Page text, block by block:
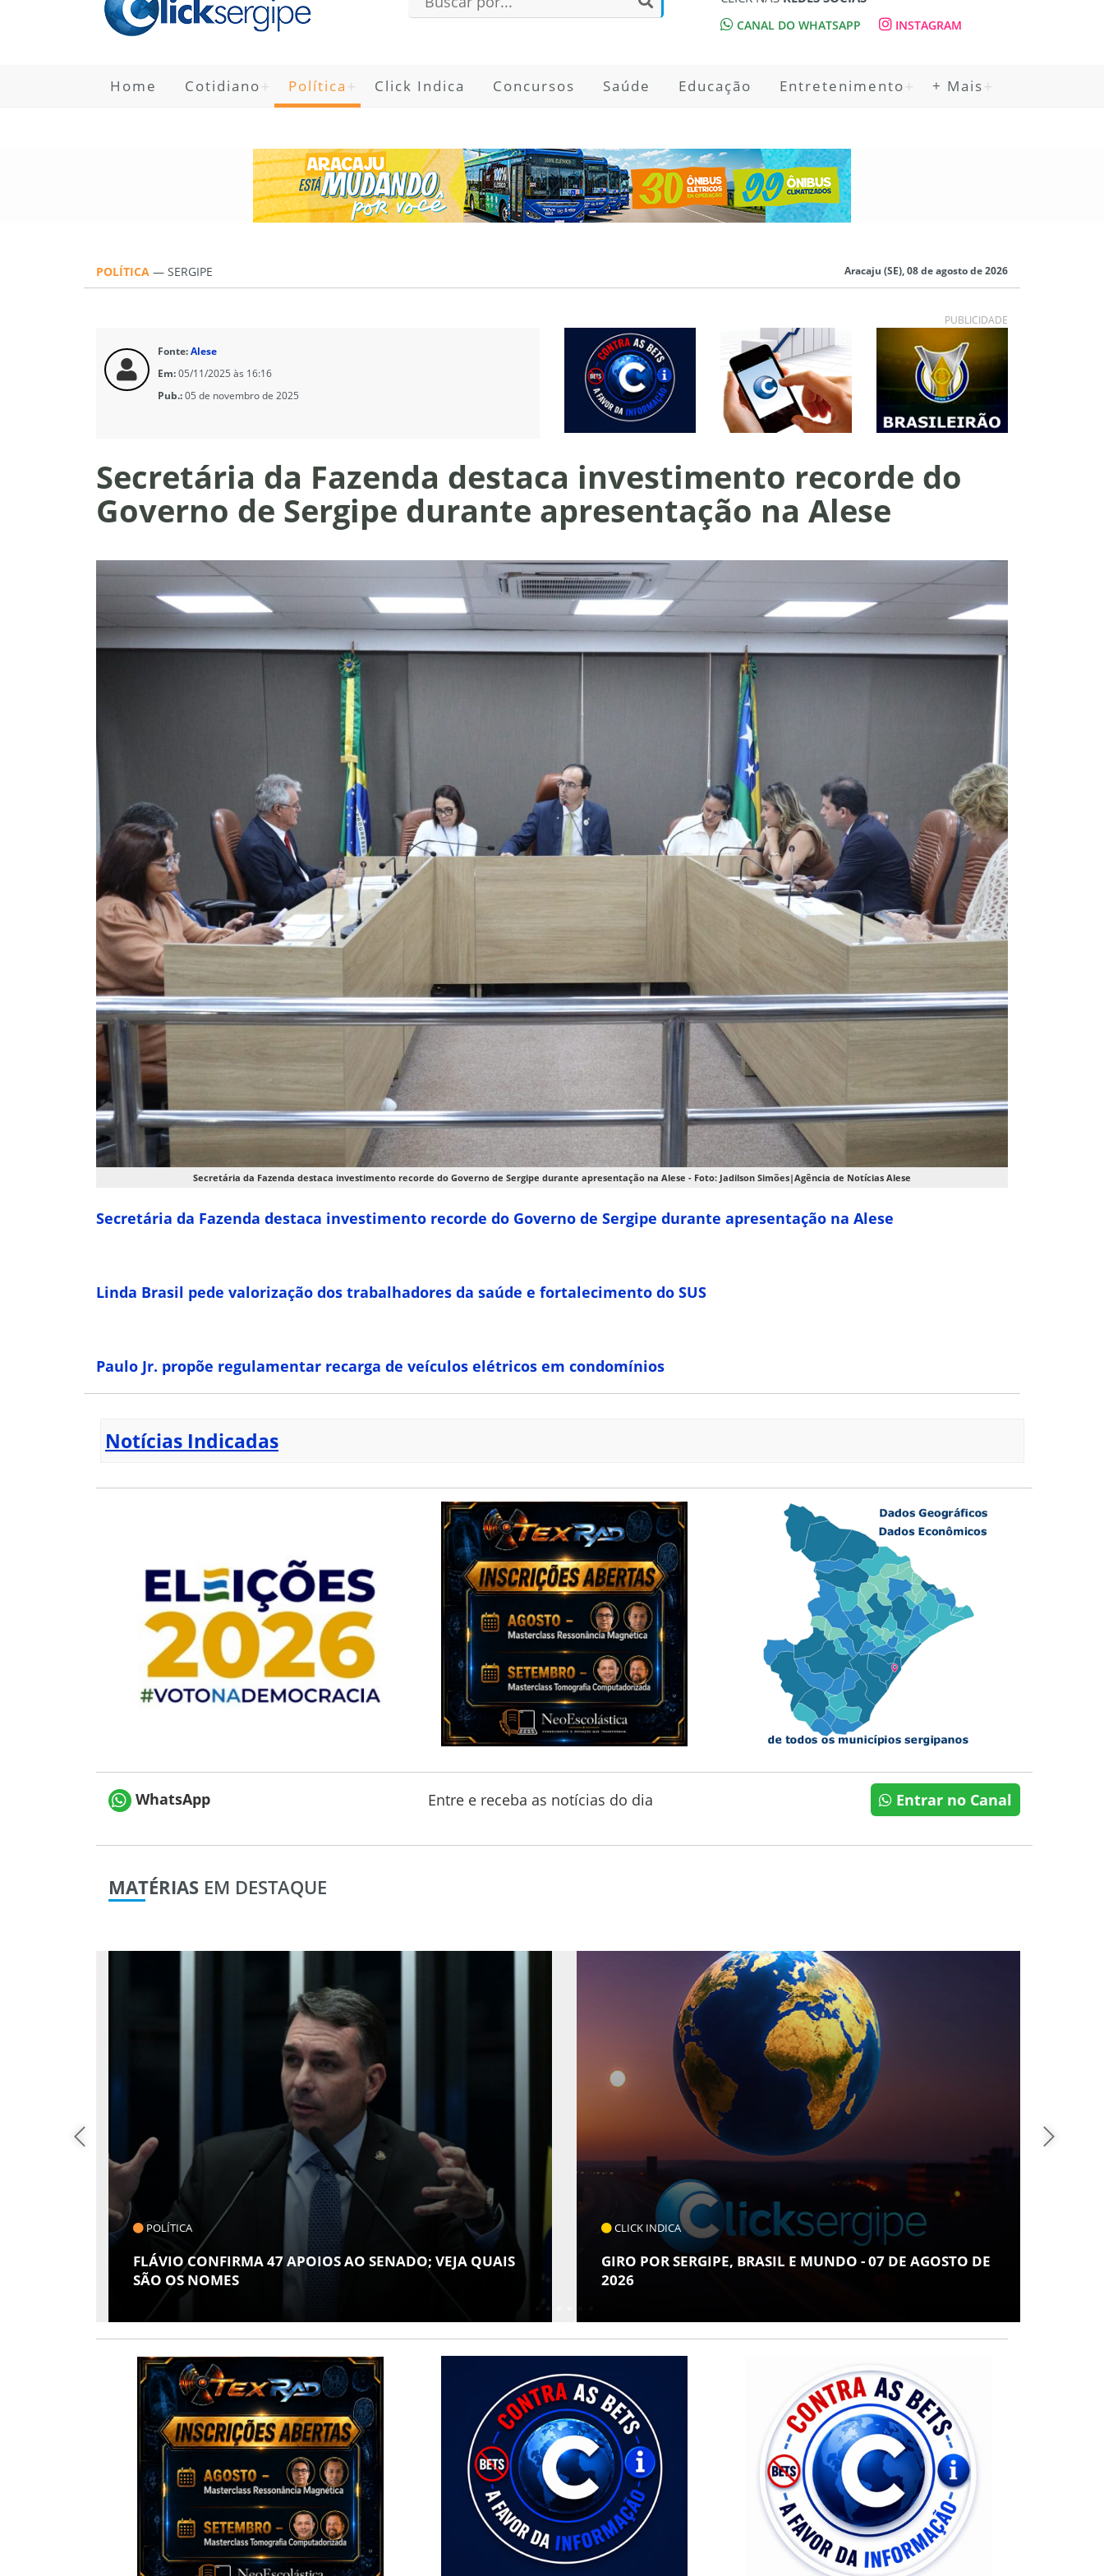
CANAL DO WHATSAPP INSTAGRAM
Home Cotidiano Política Click Indica Concursos Saúde Educação Entretenimento + Mais
POLÍTICA — SERGIPE Aracaju (SE), 08 de agosto de 2026
PUBLICIDADE
Fonte:Alese
Em:05/11/2025 às 16:16
Pub.:05 de novembro de 2025
Secretária da Fazenda destaca investimento recorde do
Governo de Sergipe durante apresentação na Alese
Secretária da Fazenda destaca investimento recorde do Governo de Sergipe durante apresentação na Alese - Foto: Jadilson Simões|Agência de Notícias Alese
Secretária da Fazenda destaca investimento recorde do Governo de Sergipe durante apresentação na Alese
Linda Brasil pede valorização dos trabalhadores da saúde e fortalecimento do SUS
Paulo Jr. propõe regulamentar recarga de veículos elétricos em condomínios
Notícias Indicadas
WhatsApp Entre e receba as notícias do dia Entrar no Canal
MATÉRIAS EM DESTAQUE
POLÍTICA
FLÁVIO CONFIRMA 47 APOIOS AO SENADO; VEJA QUAIS
SÃO OS NOMES
CLICK INDICA
GIRO POR SERGIPE, BRASIL E MUNDO - 07 DE AGOSTO DE
2026